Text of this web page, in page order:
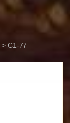
> С1-77